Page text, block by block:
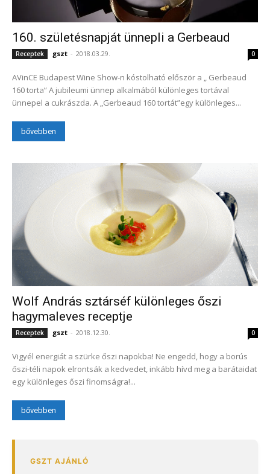
160. születésnapját ünnepli a Gerbeaud
Receptek gszt - 2018.03.29. 0
AVinCE Budapest Wine Show-n kóstolható először a „ Gerbeaud
160 torta” A jubileumi ünnep alkalmából különleges tortával
ünnepel a cukrászda. A „Gerbeaud 160 tortát”egy különleges...
bővebben
Wolf András sztárséf különleges őszi
hagymaleves receptje
Receptek gszt - 2018.12.30. 0
Vigyél energiát a szürke őszi napokba! Ne engedd, hogy a borús
őszi-téli napok elrontsák a kedvedet, inkább hívd meg a barátaidat
egy különleges őszi finomságra!...
bővebben